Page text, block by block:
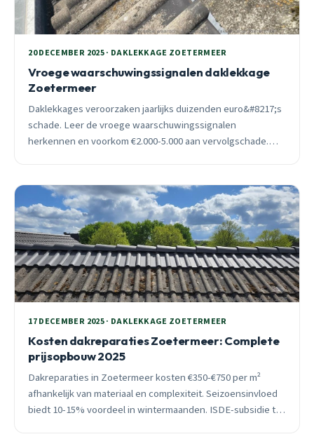
20 DECEMBER 2025 · DAKLEKKAGE ZOETERMEER
Vroege waarschuwingssignalen daklekkage
Zoetermeer
Daklekkages veroorzaken jaarlijks duizenden euro&#8217;s
schade. Leer de vroege waarschuwingssignalen
herkennen en voorkom €2.000-5.000 aan vervolgschade.
17 DECEMBER 2025 · DAKLEKKAGE ZOETERMEER
Kosten dakreparaties Zoetermeer: Complete
prijsopbouw 2025
Dakreparaties in Zoetermeer kosten €350-€750 per m²
afhankelijk van materiaal en complexiteit. Seizoensinvloed
biedt 10-15% voordeel in wintermaanden. ISDE-subsidie tot